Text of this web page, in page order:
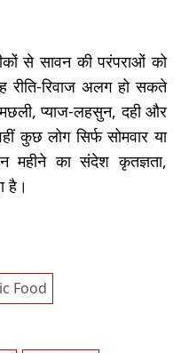
से सावन की परंपराओं को
रीति-रिवाज अलग हो सकते
प्याज-लहसुन, दही और
कुछ लोग सिर्फ सोमवार या
का संदेश कृतज्ञता,
है।
Food